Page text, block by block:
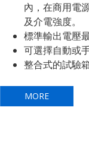
內，在商用電
及介電強度。
標準輸出電壓
可選擇自動或
整合式的試驗
MORE